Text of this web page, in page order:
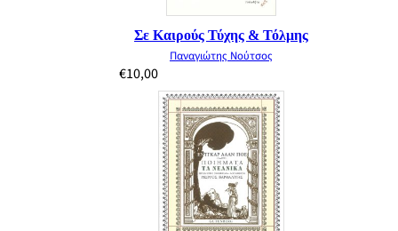
Σε Καιρούς Τύχης & Τόλμης
Παναγιώτης Νούτσος
€10,00